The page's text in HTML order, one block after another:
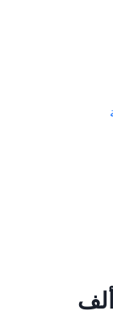
سيارة بحدود 50 ألف